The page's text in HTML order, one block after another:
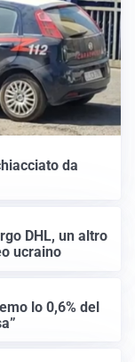
da
DHL, un altro
ucraino
lo 0,6% del